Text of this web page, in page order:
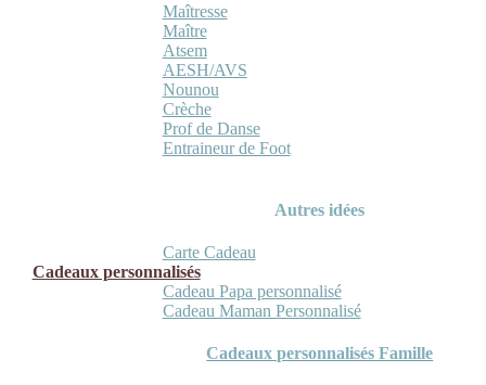
Maîtresse
Maître
Atsem
AESH/AVS
Nounou
Crèche
Prof de Danse
Entraineur de Foot
Autres idées
Carte Cadeau
Cadeaux personnalisés
Cadeau Papa personnalisé
Cadeau Maman Personnalisé
Cadeaux personnalisés Famille